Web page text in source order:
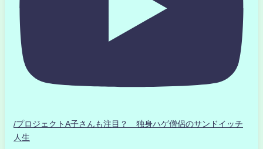
/プロジェクトA子さんも注目？ 独身ハゲ僧侶のサンドイッチ
人生